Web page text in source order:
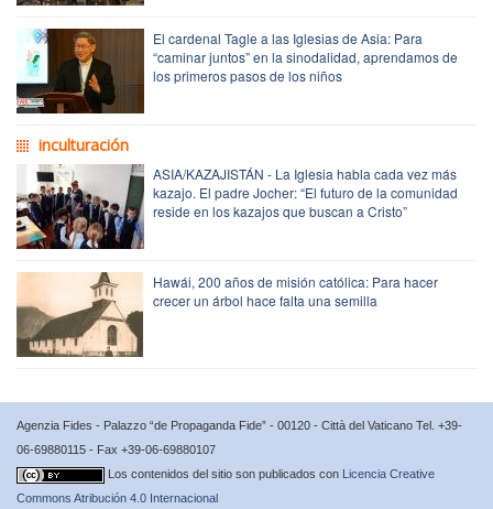
El cardenal Tagle a las Iglesias de Asia: Para
“caminar juntos” en la sinodalidad, aprendamos de
los primeros pasos de los niños
inculturación
ASIA/KAZAJISTÁN - La Iglesia habla cada vez más
kazajo. El padre Jocher: “El futuro de la comunidad
reside en los kazajos que buscan a Cristo”
Hawái, 200 años de misión católica: Para hacer
crecer un árbol hace falta una semilla
Agenzia Fides - Palazzo “de Propaganda Fide” - 00120 - Città del Vaticano Tel. +39-
06-69880115 - Fax +39-06-69880107
Los contenidos del sitio son publicados con Licencia Creative
Commons Atribución 4.0 Internacional